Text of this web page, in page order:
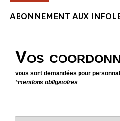
ABONNEMENT AUX
Vos
vous sont demandées pour
*mentions obligatoires